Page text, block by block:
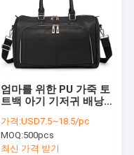
엄마를 위한 PU 가죽 토
트백 아기 기저귀 배낭
가격:USD7.5~18.5/pc
MOQ:500pcs
최신 가격 받기